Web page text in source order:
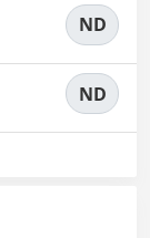
ND
ND